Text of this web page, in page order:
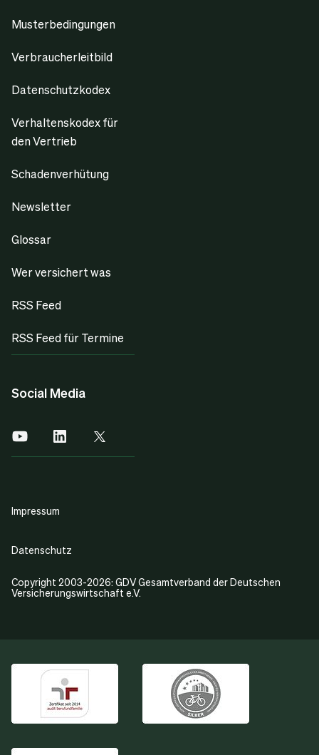
Musterbedingungen
Verbraucherleitbild
Datenschutzkodex
Verhaltenskodex für
den Vertrieb
Schadenverhütung
Newsletter
Glossar
Wer versichert was
RSS Feed
RSS Feed für Termine
Social Media
Copyright 2003-2026: GDV Gesamtverband der Deutschen
Versicherungswirtschaft e.V.
Impressum
Datenschutz